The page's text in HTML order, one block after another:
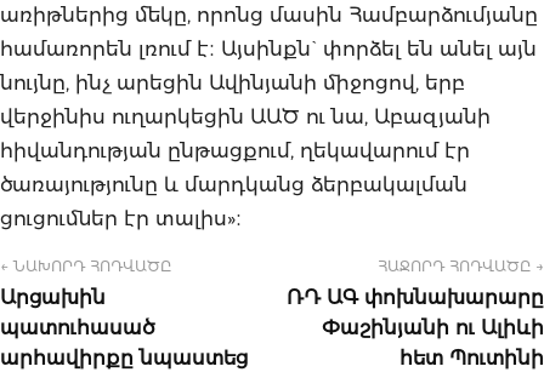
առիթներից մեկը, որոնց մասին Համբարձումյանը
համառորեն լռում է։ Այսինքն` փորձել են անել այն
նույնը, ինչ արեցին Ավինյանի միջոցով, երբ
վերջինիս ուղարկեցին ԱԱԾ ու նա, Աբազյանի
հիվանդության ընթացքում, ղեկավարում էր
ծառայությունը և մարդկանց ձերբակալման
ցուցումներ էր տալիս»։
← ՆԱԽՈՐԴ ՀՈԴՎԱԾԸ
Արցախին
պատուհասած
արհավիրքը նպաստեց
ՀԱՋՈՐԴ ՀՈԴՎԱԾԸ →
ՌԴ ԱԳ փոխնախարարը
Փաշինյանի ու Ալիևի
հետ Պուտինի